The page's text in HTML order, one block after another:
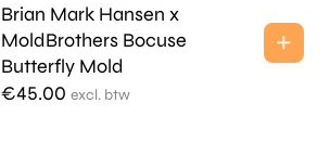
Brian Mark Hansen x
MoldBrothers Bocuse
Butterfly Mold
€45.00 excl. btw